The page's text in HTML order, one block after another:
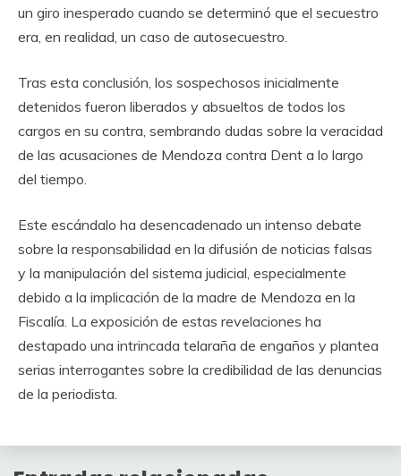
un giro inesperado cuando se determinó que el secuestro
era, en realidad, un caso de autosecuestro.
Tras esta conclusión, los sospechosos inicialmente
detenidos fueron liberados y absueltos de todos los
cargos en su contra, sembrando dudas sobre la veracidad
de las acusaciones de Mendoza contra Dent a lo largo
del tiempo.
Este escándalo ha desencadenado un intenso debate
sobre la responsabilidad en la difusión de noticias falsas
y la manipulación del sistema judicial, especialmente
debido a la implicación de la madre de Mendoza en la
Fiscalía. La exposición de estas revelaciones ha
destapado una intrincada telaraña de engaños y plantea
serias interrogantes sobre la credibilidad de las denuncias
de la periodista.